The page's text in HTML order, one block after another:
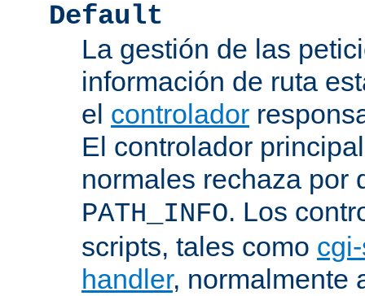
Default
La gestión de las
información de ruta
el controlador
El controlador
normales rechaza por
PATH_INFO. Los
scripts, tales como
handler, normalmente